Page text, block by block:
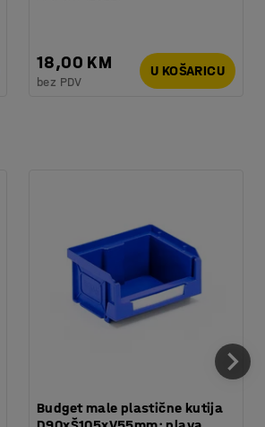
18,00 KM
bez PDV
U KOŠARICU
Budget male plastične kutija